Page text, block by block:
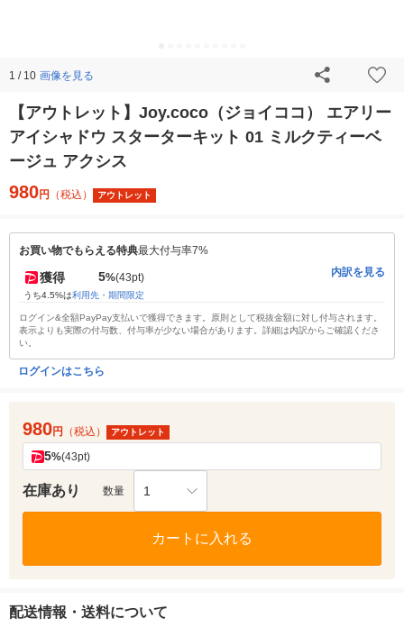
1 / 10 画像を見る
【アウトレット】Joy.coco（ジョイココ） エアリー
アイシャドウ スターターキット 01 ミルクティーベ
ージュ アクシス
980円 （税込） アウトレット
お買い物でもらえる特典最大付与率7%
獲得 5%(43pt)
うち4.5%は利用先・期間限定
内訳を見る
ログイン&全額PayPay支払いで獲得できます。原則として税抜金額に対し付与されます。
表示よりも実際の付与数、付与率が少ない場合があります。詳細は内訳からご確認くださ
い。
ログインはこちら
980円 （税込） アウトレット
5%(43pt)
在庫あり 数量 1
カートに入れる
配送情報・送料について